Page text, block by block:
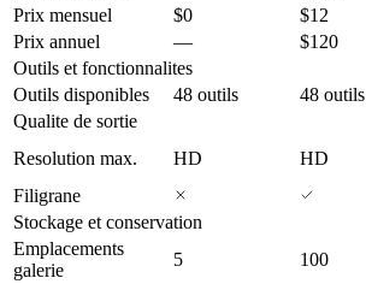
Prix mensuel
$0 $12
Prix annuel
— $120
Outils et fonctionnalites
Outils disponibles
48 outils 48 outils
Qualite de sortie
Resolution max.
HD HD
Filigrane
Stockage et conservation
Emplacements
galerie
5 100